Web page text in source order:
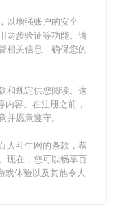
以增强账户的安全
两步验证等功能。请
相关信息，确保您的
和规定供您阅读。这
容。在注册之前，
愿意遵守。
人斗牛网的条款，恭
现在，您可以畅享百
戏体验以及其他令人